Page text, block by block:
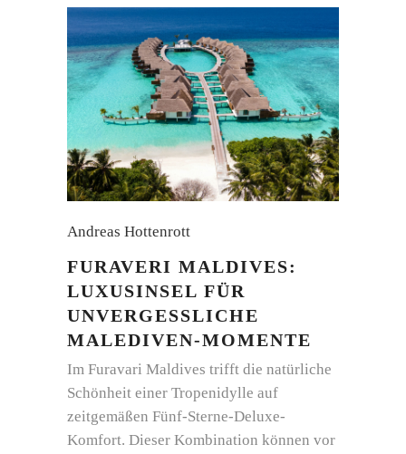
Andreas Hottenrott
FURAVERI MALDIVES:
LUXUSINSEL FÜR
UNVERGESSLICHE
MALEDIVEN-MOMENTE
Im Furavari Maldives trifft die natürliche
Schönheit einer Tropenidylle auf
zeitgemäßen Fünf-Sterne-Deluxe-
Komfort. Dieser Kombination können vor